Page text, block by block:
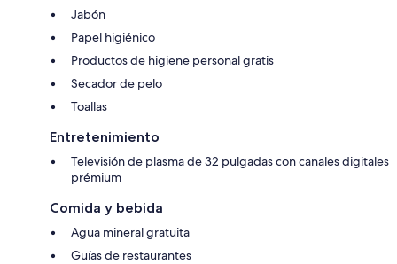
Jabón
Papel higiénico
Productos de higiene personal gratis
Secador de pelo
Toallas
Entretenimiento
Televisión de plasma de 32 pulgadas con canales digitales
prémium
Comida y bebida
Agua mineral gratuita
Guías de restaurantes